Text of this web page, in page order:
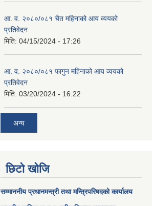
आ. व. २०८०/०८१ चैत महिनाको आय व्ययको
प्रतिवेदन
मिति: 04/15/2024 - 17:26
आ. व. २०८०/०८१ फागुन महिनाको आय व्ययको
प्रतिवेदन
मिति: 03/20/2024 - 16:22
अन्य
छिटो खोजि
सम्माननीय प्रधानमन्त्री तथा मन्त्रिपरिषद‌को कार्यालय